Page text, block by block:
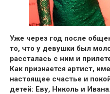
Уже через год после
то, что у девушки был
рассталась с ним и
Как признается артист,
настоящее счастье и
детей: Еву, Николь и Ивана.